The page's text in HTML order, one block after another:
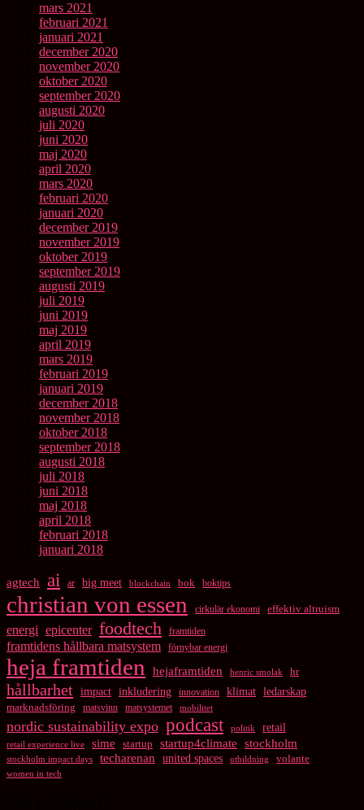
mars 2021
februari 2021
januari 2021
december 2020
november 2020
oktober 2020
september 2020
augusti 2020
juli 2020
juni 2020
maj 2020
april 2020
mars 2020
februari 2020
januari 2020
december 2019
november 2019
oktober 2019
september 2019
augusti 2019
juli 2019
juni 2019
maj 2019
april 2019
mars 2019
februari 2019
januari 2019
december 2018
november 2018
oktober 2018
september 2018
augusti 2018
juli 2018
juni 2018
maj 2018
april 2018
februari 2018
januari 2018
agtech ai ar big meet blockchain bok boktips
christian von essen cirkulär ekonomi effektiv altruism
energi epicenter foodtech framtiden
framtidens hållbara matsystem förnybar energi
heja framtiden hejaframtiden henric smolak hr
hållbarhet impact inkludering innovation klimat ledarskap
marknadsföring matsvinn matsystemet mobilitet
nordic sustainability expo podcast politik retail
retail experience live sime startup startup4climate stockholm
stockholm impact days techarenan united spaces utbildning volante
women in tech